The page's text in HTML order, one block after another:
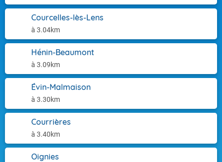
Courcelles-lès-Lens
à 3.04km
Hénin-Beaumont
à 3.09km
Évin-Malmaison
à 3.30km
Courrières
à 3.40km
Oignies